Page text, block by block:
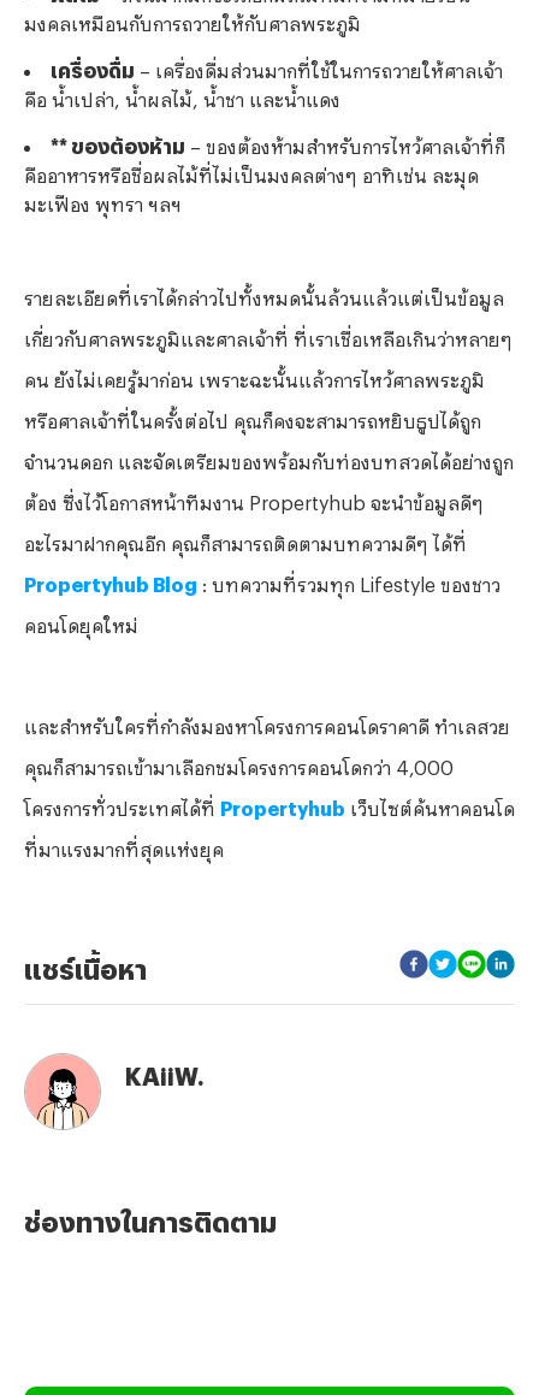
มงคลเหมือนกับการถวายให้กับศาลพระภูมิ
เครื่องดื่ม – เครื่องดื่มส่วนมากที่ใช้ในการถวายให้ศาลเจ้า
คือ น้ำเปล่า, น้ำผลไม้, น้ำชา และน้ำแดง
** ของต้องห้าม – ของต้องห้ามสำหรับการไหว้ศาลเจ้าที่ก็
คืออาหารหรือชื่อผลไม้ที่ไม่เป็นมงคลต่างๆ อาทิเช่น ละมุด
มะเฟือง พุทรา ฯลฯ
รายละเอียดที่เราได้กล่าวไปทั้งหมดนั้นล้วนแล้วแต่เป็นข้อมูล
เกี่ยวกับศาลพระภูมิและศาลเจ้าที่ ที่เราเชื่อเหลือเกินว่าหลายๆ
คน ยังไม่เคยรู้มาก่อน เพราะฉะนั้นแล้วการไหว้ศาลพระภูมิ
หรือศาลเจ้าที่ในครั้งต่อไป คุณก็คงจะสามารถหยิบธูปได้ถูก
จำนวนดอก และจัดเตรียมของพร้อมกับท่องบทสวดได้อย่างถูก
ต้อง ซึ่งไว้โอกาสหน้าทีมงาน Propertyhub จะนำข้อมูลดีๆ
อะไรมาฝากคุณอีก คุณก็สามารถติดตามบทความดีๆ ได้ที่
Propertyhub Blog : บทความที่รวมทุก Lifestyle ของชาว
คอนโดยุคใหม่
และสำหรับใครที่กำลังมองหาโครงการคอนโดราคาดี ทำเลสวย
คุณก็สามารถเข้ามาเลือกชมโครงการคอนโดกว่า 4,000
โครงการทั่วประเทศได้ที่ Propertyhub เว็บไซต์ค้นหาคอนโด
ที่มาแรงมากที่สุดแห่งยุค
แชร์เนื้อหา
KAiiW.
ช่องทางในการติดตาม